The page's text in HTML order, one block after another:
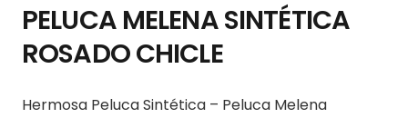
PELUCA MELENA SINTÉTICA
ROSADO CHICLE
Hermosa Peluca Sintética – Peluca Melena